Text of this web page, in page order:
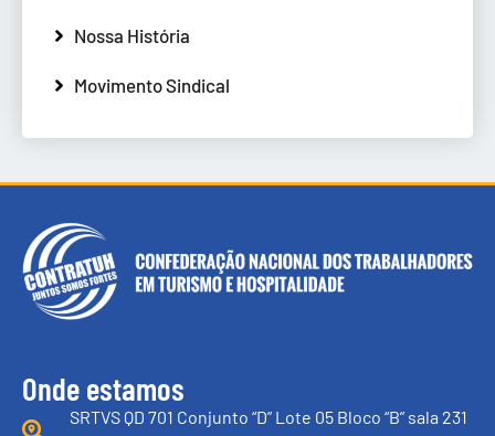
Nossa História
Movimento Sindical
Onde estamos
SRTVS QD 701 Conjunto “D” Lote 05 Bloco “B” sala 231